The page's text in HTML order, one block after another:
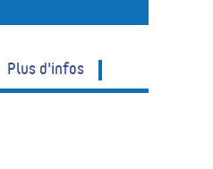
Plus d'infos